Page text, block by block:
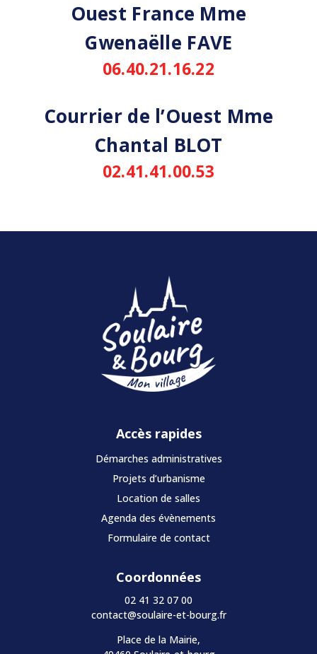
Ouest France Mme
Gwenaëlle FAVE
06.40.21.16.22
Courrier de l’Ouest Mme
Chantal BLOT
02.41.41.00.53
Accès rapides
Démarches administratives
Projets d’urbanisme
Location de salles
Agenda des évènements
Formulaire de contact
Coordonnées
02 41 32 07 00
contact@soulaire-et-bourg.fr
Place de la Mairie,